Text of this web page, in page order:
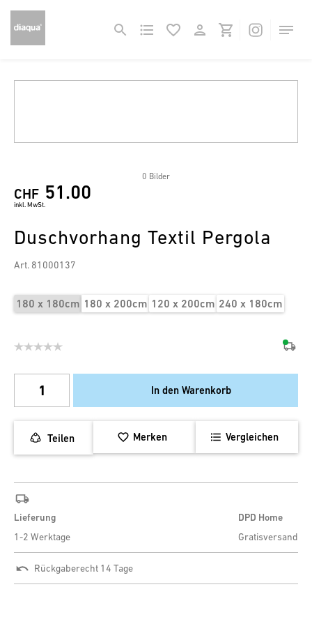
0 Bilder
CHF 51.00
inkl. MwSt.
Duschvorhang Textil Pergola
Art. 81000137
180 x 180cm 180 x 200cm 120 x 200cm 240 x 180cm
In den Warenkorb
Teilen Merken Vergleichen
Lieferung
1-2 Werktage
DPD Home
Gratisversand
Rückgaberecht 14 Tage